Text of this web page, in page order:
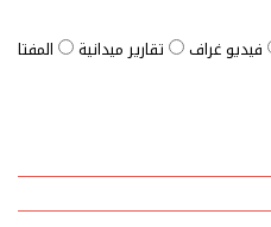
فيديو غراف تقارير ميدانية